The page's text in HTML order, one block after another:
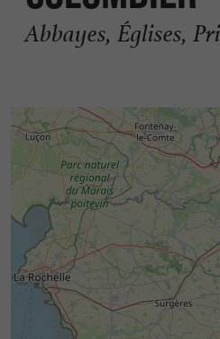
Abbayes, Églises,